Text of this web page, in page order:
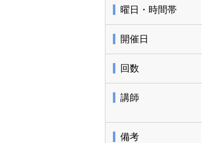
曜日・時間帯
開催日
回数
講師
備考